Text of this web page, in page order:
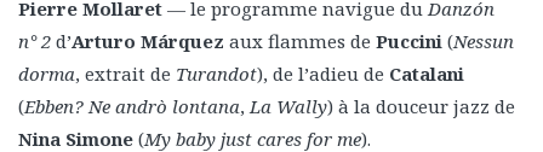
Pierre Mollaret — le programme navigue duDanzón
n° 2 d’Arturo Márquez aux flammes de Puccini (Nessun
dorma, extrait de Turandot), de l’adieu de Catalani
(Ebben? Ne andrò lontana,La Wally) à la douceur jazz de
Nina Simone (My baby just cares for me).